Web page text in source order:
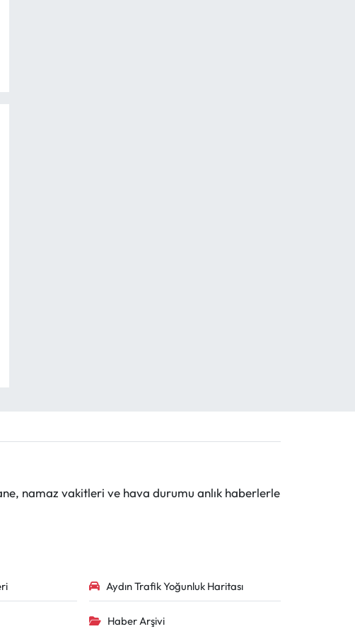
namaz vakitleri ve hava durumu anlık haberlerle
Aydın Trafik Yoğunluk Haritası
Haber Arşivi